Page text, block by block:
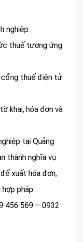
nghiệp:
thuế tương ứng
cổng thuế điện tử
khai, hóa đơn và
tại Quảng
thành nghĩa vụ
xuất hóa đơn,
pháp.
456 569 – 0932